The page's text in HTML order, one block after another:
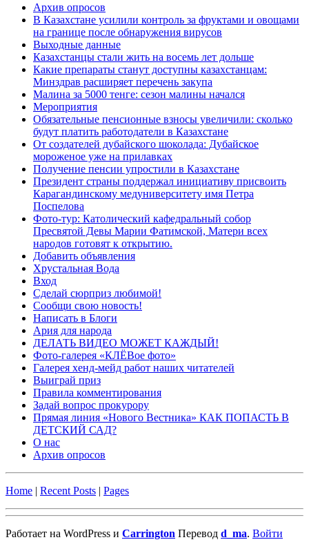
Архив опросов
В Казахстане усилили контроль за фруктами и овощами
на границе после обнаружения вирусов
Выходные данные
Казахстанцы стали жить на восемь лет дольше
Какие препараты станут доступны казахстанцам:
Минздрав расширяет перечень закупа
Малина за 5000 тенге: сезон малины начался
Мероприятия
Обязательные пенсионные взносы увеличили: сколько
будут платить работодатели в Казахстане
От создателей дубайского шоколада: Дубайское
мороженое уже на прилавках
Получение пенсии упростили в Казахстане
Президент страны поддержал инициативу присвоить
Карагандинскому медуниверситету имя Петра
Поспелова
Фото-тур: Католический кафедральный собор
Пресвятой Девы Марии Фатимской, Матери всех
народов готовят к открытию.
Добавить объявления
Хрустальная Вода
Вход
Сделай сюрприз любимой!
Сообщи свою новость!
Написать в Блоги
Ария для народа
ДЕЛАТЬ ВИДЕО МОЖЕТ КАЖДЫЙ!
Фото-галерея «КЛЁВое фото»
Галерея хенд-мейд работ наших читателей
Выиграй приз
Правила комментирования
Задай вопрос прокурору
Прямая линия «Нового Вестника» КАК ПОПАСТЬ В
ДЕТСКИЙ САД?
О нас
Архив опросов
Home | Recent Posts | Pages
Работает на WordPress и Carrington Перевод d_ma. Войти